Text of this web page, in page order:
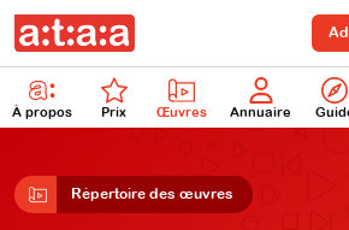
À propos Prix Œuvres Annuaire
Répertoire des œuvres